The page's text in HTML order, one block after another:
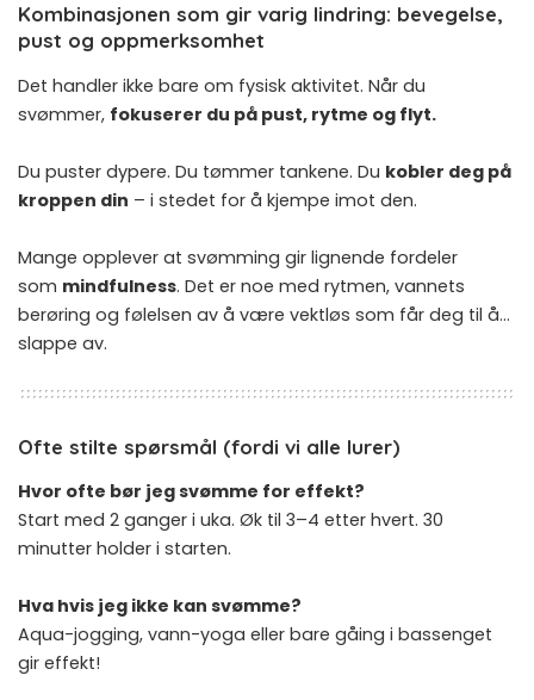
Kombinasjonen som gir varig lindring: bevegelse,
pust og oppmerksomhet
Det handler ikke bare om fysisk aktivitet. Når du
svømmer, fokuserer du på pust, rytme og flyt.
Du puster dypere. Du tømmer tankene. Du kobler deg på
kroppen din – i stedet for å kjempe imot den.
Mange opplever at svømming gir lignende fordeler
som mindfulness. Det er noe med rytmen, vannets
berøring og følelsen av å være vektløs som får deg til å…
slappe av.
Ofte stilte spørsmål (fordi vi alle lurer)
Hvor ofte bør jeg svømme for effekt?
Start med 2 ganger i uka. Øk til 3–4 etter hvert. 30
minutter holder i starten.
Hva hvis jeg ikke kan svømme?
Aqua-jogging, vann-yoga eller bare gåing i bassenget
gir effekt!